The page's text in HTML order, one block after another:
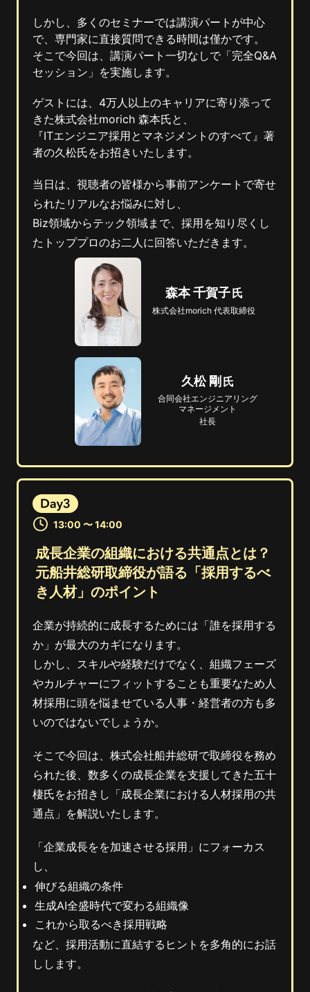
しかし、多くのセミナーでは講演パートが中心
で、専門家に直接質問できる時間は僅かです。
そこで今回は、講演パート一切なしで「完全Q&A
セッション」を実施します。
ゲストには、4万人以上のキャリアに寄り添って
きた株式会社morich 森本氏と、
『ITエンジニア採用とマネジメントのすべて』著
者の久松氏をお招きいたします。
当日は、視聴者の皆様から事前アンケートで寄せ
られたリアルなお悩みに対し、
Biz領域からテック領域まで、採用を知り尽くし
たトッププロのお二人に回答いただきます。
森本 千賀子
株式会社morich 代表取締役
久松 剛
合同会社エンジニアリング
マネージメント
社長
13:00 〜 14:00
成長企業の組織における共通点とは？
元船井総研取締役が語る「採用するべ
き人材」のポイント
企業が持続的に成長するためには「誰を採用する
か」が最大のカギになります。
しかし、スキルや経験だけでなく、組織フェーズ
やカルチャーにフィットすることも重要なため人
材採用に頭を悩ませている人事・経営者の方も多
いのではないでしょうか。
そこで今回は、株式会社船井総研で取締役を務め
られた後、数多くの成長企業を支援してきた五十
棲氏をお招きし「成長企業における人材採用の共
通点」を解説いたします。
「企業成長をを加速させる採用」にフォーカス
し、
伸びる組織の条件
生成AI全盛時代で変わる組織像
これから取るべき採用戦略
など、採用活動に直結するヒントを多角的にお話
しします。